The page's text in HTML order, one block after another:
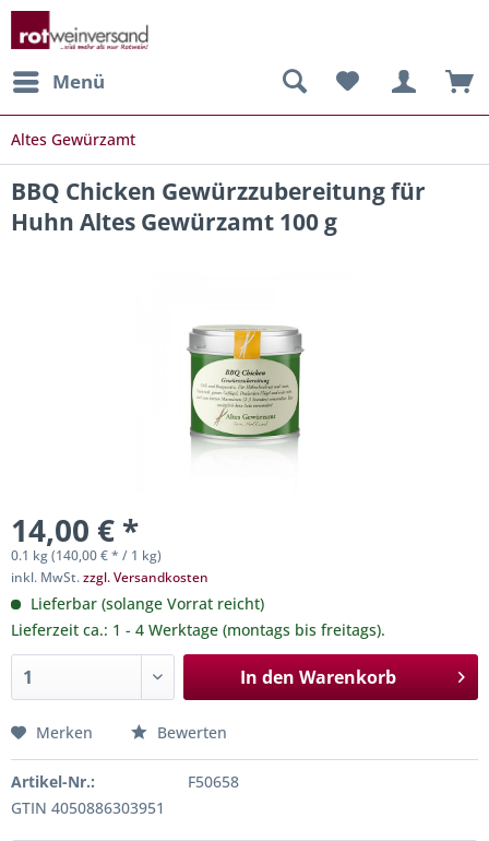
Menü
Altes Gewürzamt
BBQ Chicken Gewürzzubereitung für
Huhn Altes Gewürzamt 100 g
14,00 € *
0.1 kg (140,00 € * / 1 kg)
inkl. MwSt.zzgl. Versandkosten
Lieferbar (solange Vorrat reicht)
Lieferzeit ca.: 1 - 4 Werktage (montags bis freitags).
In den Warenkorb
Merken Bewerten
Artikel-Nr.:
F50658
GTIN 4050886303951